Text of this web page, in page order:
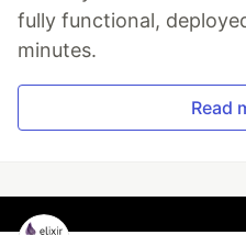
fully functional,
minutes.
Read